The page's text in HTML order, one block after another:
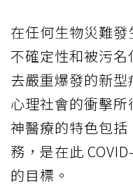
在任何生物災難發
不確定性和被污
去嚴重爆發的新
心理社會的衝擊
神醫療的特色包
務，是在此
的目標。